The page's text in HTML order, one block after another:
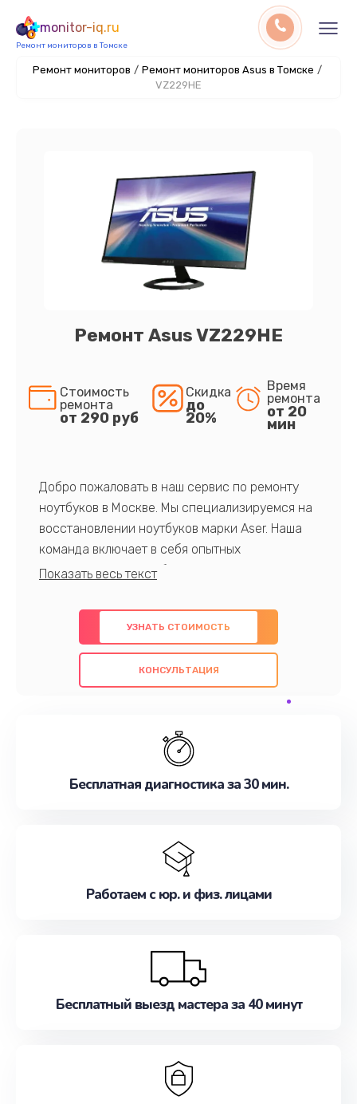
monitor-iq.ru
Ремонт мониторов в Томске
Ремонт мониторов / Ремонт мониторов Asus в Томске /
VZ229HE
Ремонт Asus VZ229HE
Стоимость
ремонта
от 290 руб
Скидка
до
20%
Время
ремонта
от 20
мин
Добро пожаловать в наш сервис по ремонту
ноутбуков в Москве. Мы специализируемся на
восстановлении ноутбуков марки Aser. Наша
команда включает в себя опытных
профессионалов с обширными знаниями и
предлагаем быстрый и качественный ремонт с
использованием оригинальных компонентов, а
также гарантируем качество всех
проведенных работ. Наша цель - предоставить
наилучшим образом. Не медлите записаться на
УЗНАТЬ СТОИМОСТЬ
КОНСУЛЬТАЦИЯ
Бесплатная диагностика за 30 мин.
Работаем с юр. и физ. лицами
Бесплатный выезд мастера за 40 минут